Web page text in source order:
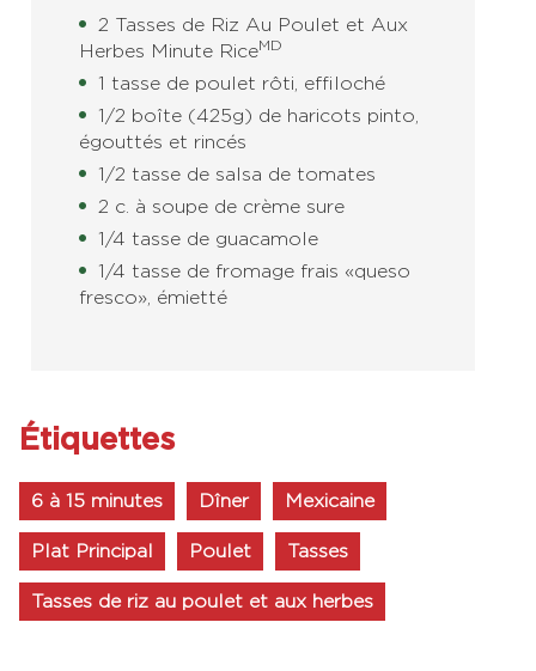
2 Tasses de Riz Au Poulet et Aux
Herbes Minute RiceMD
1 tasse de poulet rôti, effiloché
1/2 boîte (425 g) de haricots pinto,
égouttés et rincés
1/2 tasse de salsa de tomates
2 c. à soupe de crème sure
1/4 tasse de guacamole
1/4 tasse de fromage frais « queso
fresco », émietté
Étiquettes
6 à 15 minutes Dîner Mexicaine
Plat Principal Poulet Tasses
Tasses de riz au poulet et aux herbes